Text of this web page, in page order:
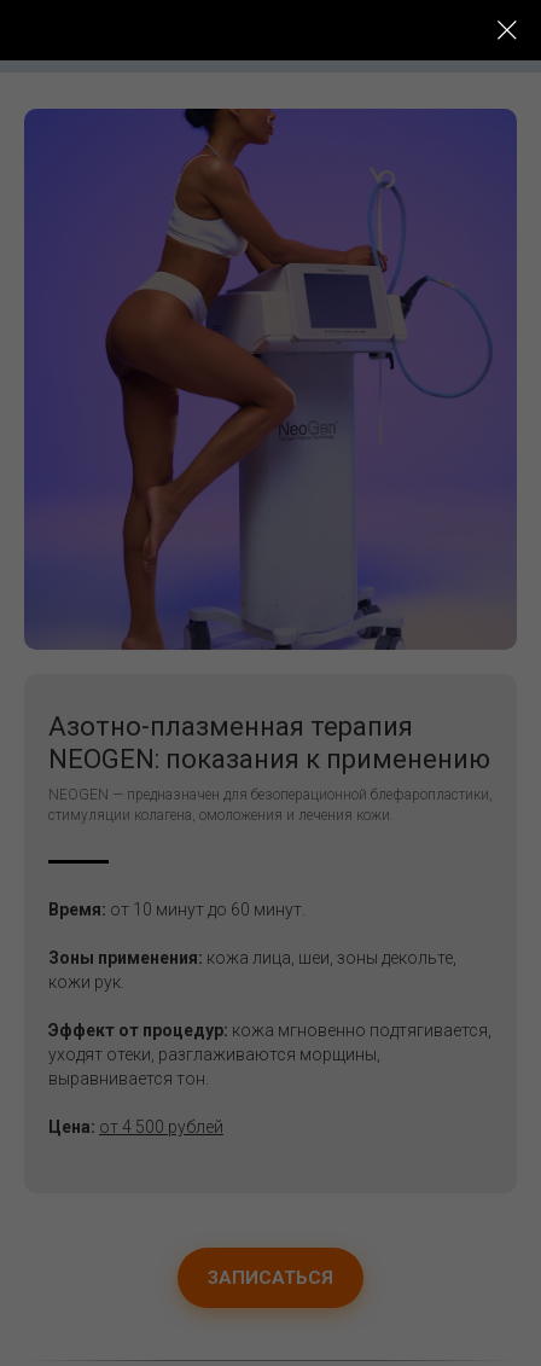
Азотно-плазменная терапия
NEOGEN: показания к применению
NEOGEN — предназначен для безоперационной блефаропластики,
стимуляции колагена, омоложения и лечения кожи.
Время: от 10 минут до 60 минут.
Зоны применения: кожа лица, шеи, зоны декольте,
кожи рук.
Эффект от процедур: кожа мгновенно подтягивается,
уходят отеки, разглаживаются морщины,
выравнивается тон.
Цена: от 4 500 рублей
ЗАПИСАТЬСЯ